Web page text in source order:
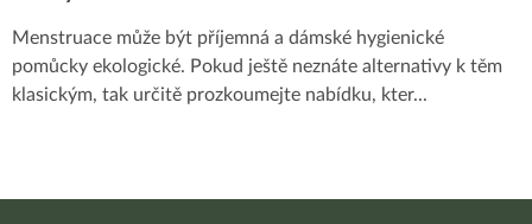
Menstruace může být příjemná a dámské hygienické
pomůcky ekologické. Pokud ještě neznáte alternativy k těm
klasickým, tak určitě prozkoumejte nabídku, kter...